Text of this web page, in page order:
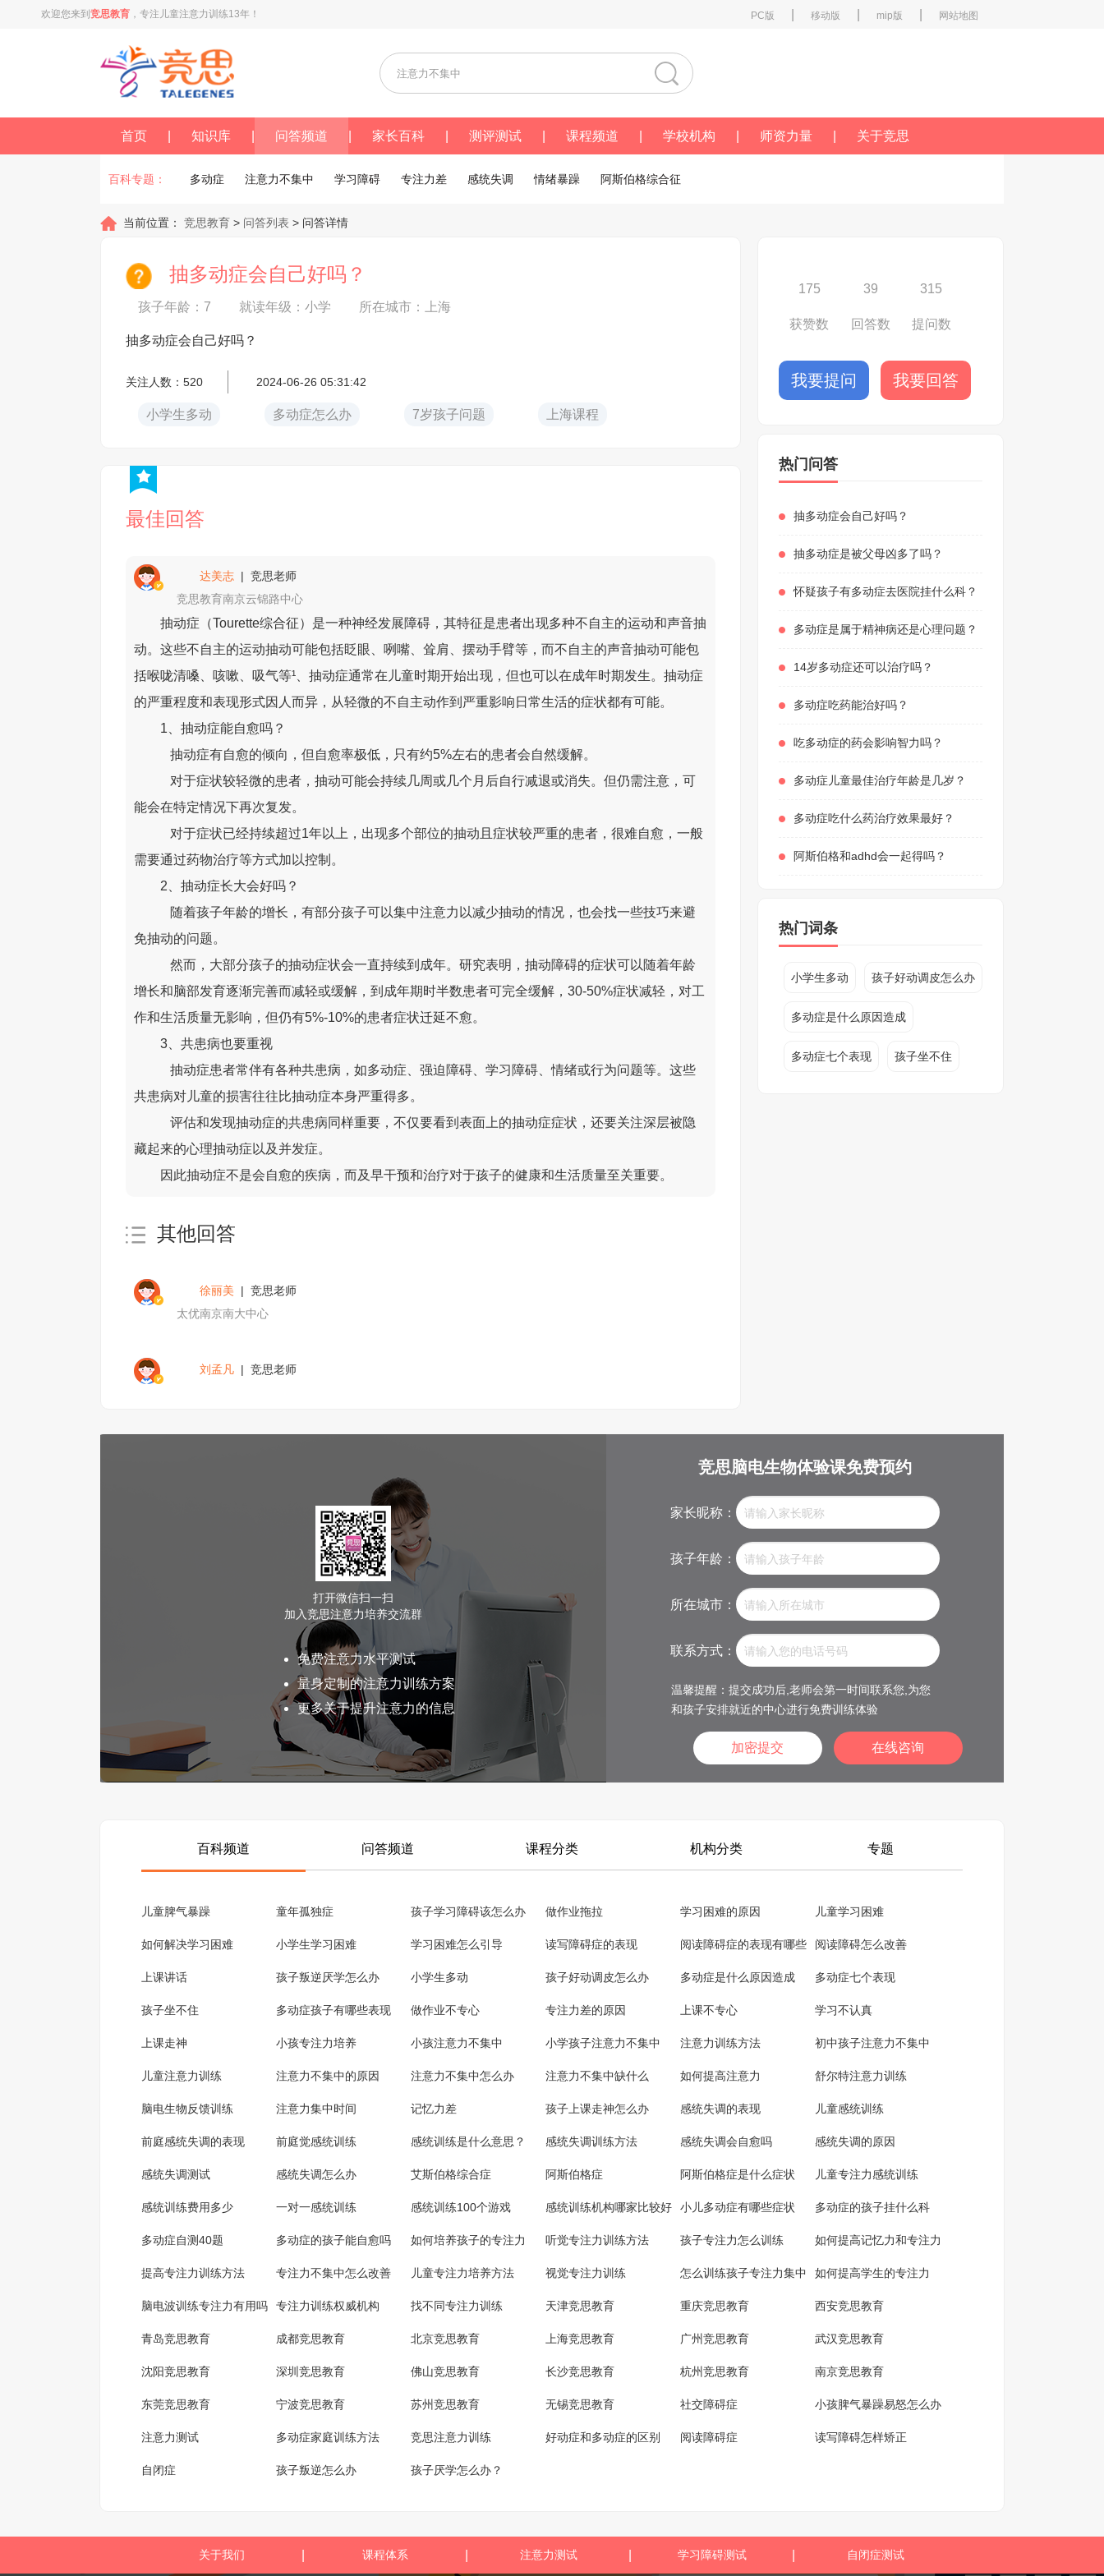
欢迎您来到 竞思教育 ，专注儿童注意力训练13年！ PC版 移动版 mip版 网站地图
首页 知识库 问答频道 家长百科 测评测试 课程频道 学校机构 师资力量 关于竞思
百科专题： 多动症 注意力不集中 学习障碍 专注力差 感统失调 情绪暴躁 阿斯伯格综合征
当前位置： 竞思教育 > 问答列表 > 问答详情
抽多动症会自己好吗？
孩子年龄：7 就读年级：小学 所在城市：上海
抽多动症会自己好吗？
关注人数：520 2024-06-26 05:31:42
小学生多动 多动症怎么办 7岁孩子问题 上海课程
最佳回答
达美志 | 竞思老师
竞思教育南京云锦路中心
抽动症（Tourette综合征）是一种神经发展障碍，其特征是患者出现多种不自主的运动和声音抽
动。这些不自主的运动抽动可能包括眨眼、咧嘴、耸肩、摆动手臂等，而不自主的声音抽动可能包
括喉咙清嗓、咳嗽、吸气等¹、抽动症通常在儿童时期开始出现，但也可以在成年时期发生。抽动症
的严重程度和表现形式因人而异，从轻微的不自主动作到严重影响日常生活的症状都有可能。
1、抽动症能自愈吗？
抽动症有自愈的倾向，但自愈率极低，只有约5%左右的患者会自然缓解。
对于症状较轻微的患者，抽动可能会持续几周或几个月后自行减退或消失。但仍需注意，可
能会在特定情况下再次复发。
对于症状已经持续超过1年以上，出现多个部位的抽动且症状较严重的患者，很难自愈，一般
需要通过药物治疗等方式加以控制。
2、抽动症长大会好吗？
随着孩子年龄的增长，有部分孩子可以集中注意力以减少抽动的情况，也会找一些技巧来避
免抽动的问题。
然而，大部分孩子的抽动症状会一直持续到成年。研究表明，抽动障碍的症状可以随着年龄
增长和脑部发育逐渐完善而减轻或缓解，到成年期时半数患者可完全缓解，30-50%症状减轻，对工
作和生活质量无影响，但仍有5%-10%的患者症状迁延不愈。
3、共患病也要重视
抽动症患者常伴有各种共患病，如多动症、强迫障碍、学习障碍、情绪或行为问题等。这些
共患病对儿童的损害往往比抽动症本身严重得多。
评估和发现抽动症的共患病同样重要，不仅要看到表面上的抽动症症状，还要关注深层被隐
藏起来的心理抽动症以及并发症。
因此抽动症不是会自愈的疾病，而及早干预和治疗对于孩子的健康和生活质量至关重要。
其他回答
徐丽美 | 竞思老师
太优南京南大中心
刘孟凡 | 竞思老师
175
获赞数
39
回答数
315
提问数
我要提问 我要回答
热门问答
抽多动症会自己好吗？
抽多动症是被父母凶多了吗？
怀疑孩子有多动症去医院挂什么科？
多动症是属于精神病还是心理问题？
14岁多动症还可以治疗吗？
多动症吃药能治好吗？
吃多动症的药会影响智力吗？
多动症儿童最佳治疗年龄是几岁？
多动症吃什么药治疗效果最好？
阿斯伯格和adhd会一起得吗？
热门词条
小学生多动 孩子好动调皮怎么办
多动症是什么原因造成
多动症七个表现 孩子坐不住
打开微信扫一扫
加入竞思注意力培养交流群
免费注意力水平测试
量身定制的注意力训练方案
更多关于提升注意力的信息
竞思脑电生物体验课免费预约
家长昵称：
孩子年龄：
所在城市：
联系方式：
温馨提醒：提交成功后,老师会第一时间联系您,为您
和孩子安排就近的中心进行免费训练体验
在线咨询
百科频道 问答频道 课程分类 机构分类 专题
儿童脾气暴躁 童年孤独症 孩子学习障碍该怎么办 做作业拖拉 学习困难的原因 儿童学习困难
如何解决学习困难 小学生学习困难 学习困难怎么引导 读写障碍症的表现 阅读障碍症的表现有哪些 阅读障碍怎么改善
上课讲话 孩子叛逆厌学怎么办 小学生多动 孩子好动调皮怎么办 多动症是什么原因造成 多动症七个表现
孩子坐不住 多动症孩子有哪些表现 做作业不专心 专注力差的原因 上课不专心 学习不认真
上课走神 小孩专注力培养 小孩注意力不集中 小学孩子注意力不集中 注意力训练方法 初中孩子注意力不集中
儿童注意力训练 注意力不集中的原因 注意力不集中怎么办 注意力不集中缺什么 如何提高注意力 舒尔特注意力训练
脑电生物反馈训练 注意力集中时间 记忆力差 孩子上课走神怎么办 感统失调的表现 儿童感统训练
前庭感统失调的表现 前庭觉感统训练 感统训练是什么意思？ 感统失调训练方法 感统失调会自愈吗 感统失调的原因
感统失调测试 感统失调怎么办 艾斯伯格综合症 阿斯伯格症 阿斯伯格症是什么症状 儿童专注力感统训练
感统训练费用多少 一对一感统训练 感统训练100个游戏 感统训练机构哪家比较好 小儿多动症有哪些症状 多动症的孩子挂什么科
多动症自测40题 多动症的孩子能自愈吗 如何培养孩子的专注力 听觉专注力训练方法 孩子专注力怎么训练 如何提高记忆力和专注力
提高专注力训练方法 专注力不集中怎么改善 儿童专注力培养方法 视觉专注力训练 怎么训练孩子专注力集中 如何提高学生的专注力
脑电波训练专注力有用吗 专注力训练权威机构 找不同专注力训练 天津竞思教育 重庆竞思教育 西安竞思教育
青岛竞思教育 成都竞思教育 北京竞思教育 上海竞思教育 广州竞思教育 武汉竞思教育
沈阳竞思教育 深圳竞思教育 佛山竞思教育 长沙竞思教育 杭州竞思教育 南京竞思教育
东莞竞思教育 宁波竞思教育 苏州竞思教育 无锡竞思教育 社交障碍症 小孩脾气暴躁易怒怎么办
注意力测试 多动症家庭训练方法 竞思注意力训练 好动症和多动症的区别 阅读障碍症 读写障碍怎样矫正
自闭症 孩子叛逆怎么办 孩子厌学怎么办？
关于我们 课程体系 注意力测试 学习障碍测试 自闭症测试